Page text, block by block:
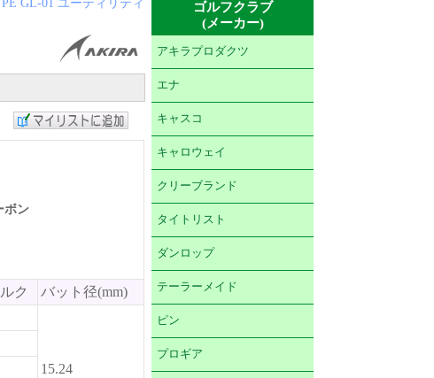
GL-01 ユーティリティ
ボン
ルク
バット径(mm)
15.24
ゴルフクラブ
(メーカー)
アキラプロダクツ
エナ
キャスコ
キャロウェイ
クリーブランド
タイトリスト
ダンロップ
テーラーメイド
ピン
プロギア